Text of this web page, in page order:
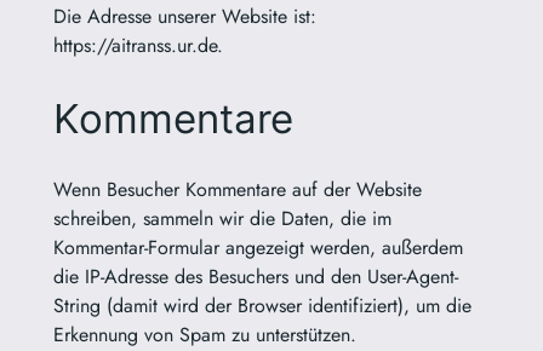
Die Adresse unserer Website ist:
https://aitranss.ur.de.
Kommentare
Wenn Besucher Kommentare auf der Website
schreiben, sammeln wir die Daten, die im
Kommentar-Formular angezeigt werden, außerdem
die IP-Adresse des Besuchers und den User-Agent-
String (damit wird der Browser identifiziert), um die
Erkennung von Spam zu unterstützen.